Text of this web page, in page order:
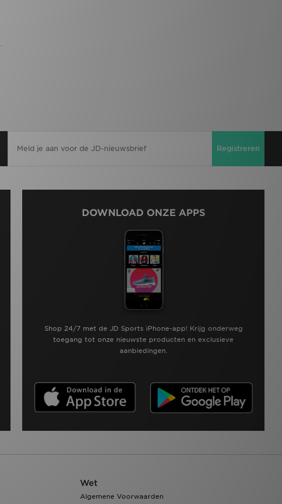
Registreren
DOWNLOAD ONZE APPS
Shop 24/7 met de JD Sports iPhone-app! Krijg onderweg
toegang tot onze nieuwste producten en exclusieve
aanbiedingen.
Wet
Algemene Voorwaarden